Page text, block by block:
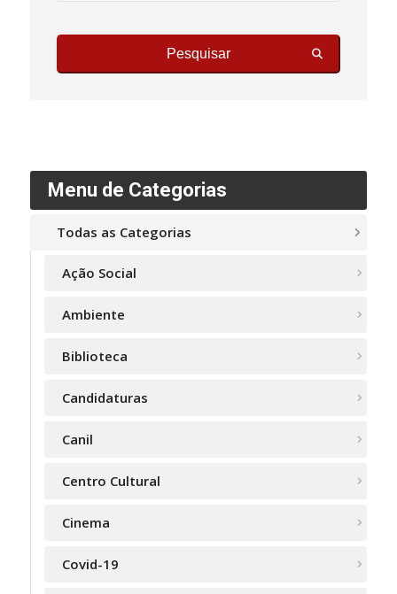
Pesquisar
Menu de Categorias
Todas as Categorias
Ação Social
Ambiente
Biblioteca
Candidaturas
Canil
Centro Cultural
Cinema
Covid-19